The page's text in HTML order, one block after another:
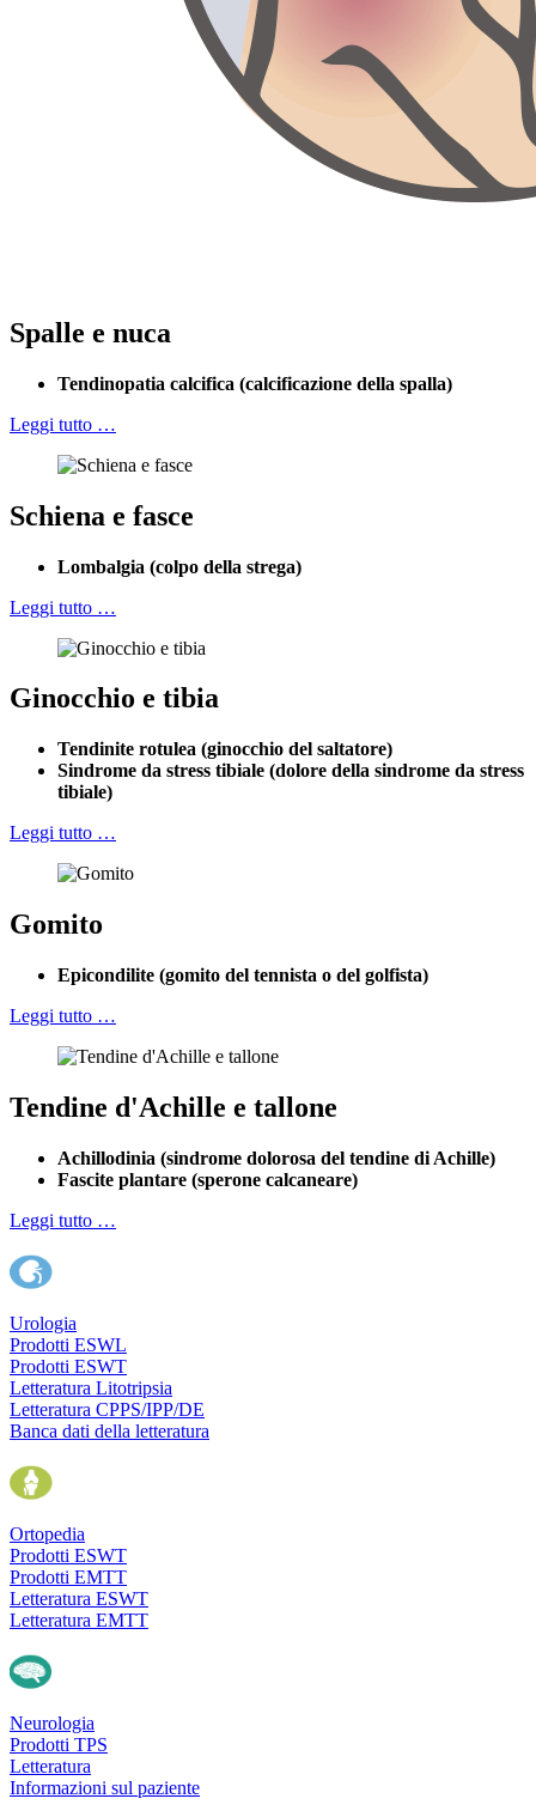
Spalle e nuca
Tendinopatia calcifica (calcificazione della spalla)
Leggi tutto …
Schiena e fasce
Lombalgia (colpo della strega)
Leggi tutto …
Ginocchio e tibia
Tendinite rotulea (ginocchio del saltatore)
Sindrome da stress tibiale (dolore della sindrome da stress
tibiale)
Leggi tutto …
Gomito
Epicondilite (gomito del tennista o del golfista)
Leggi tutto …
Tendine d'Achille e tallone
Achillodinia (sindrome dolorosa del tendine di Achille)
Fascite plantare (sperone calcaneare)
Leggi tutto …
Urologia
Prodotti ESWL
Prodotti ESWT
Letteratura Litotripsia
Letteratura CPPS/IPP/DE
Banca dati della letteratura
Ortopedia
Prodotti ESWT
Prodotti EMTT
Letteratura ESWT
Letteratura EMTT
Neurologia
Prodotti TPS
Letteratura
Informazioni sul paziente